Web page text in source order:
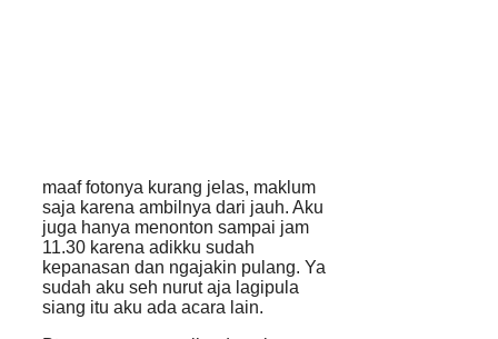
maaf fotonya kurang jelas, maklum
saja karena ambilnya dari jauh. Aku
juga hanya menonton sampai jam
11.30 karena adikku sudah
kepanasan dan ngajakin pulang. Ya
sudah aku seh nurut aja lagipula
siang itu aku ada acara lain.